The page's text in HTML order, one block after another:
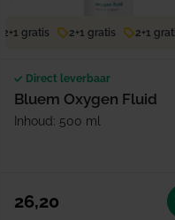
2+1 gratis 2+1 gratis 2+1 gratis
Direct leverbaar
Bluem Oxygen Fluid
Inhoud: 500 ml
Normale prijs
26,20